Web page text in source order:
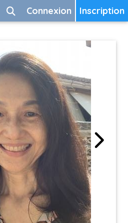
Inscription
Connexion